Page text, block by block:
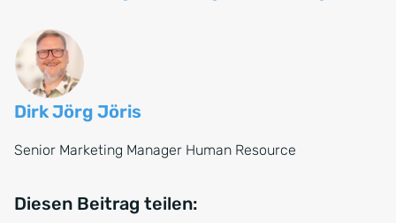
Dirk Jörg Jöris
Senior Marketing Manager Human Resource
Diesen Beitrag teilen: